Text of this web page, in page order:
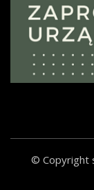
© Copyright